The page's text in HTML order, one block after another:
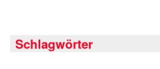
Schlagwörter